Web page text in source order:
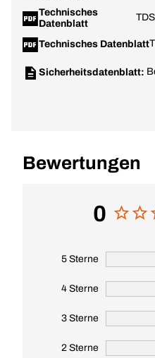
Technisches
Datenblatt
Technisches Datenblatt
Sicherheitsdatenblatt:
Bewertungen
0
5 Sterne
4 Sterne
3 Sterne
2 Sterne